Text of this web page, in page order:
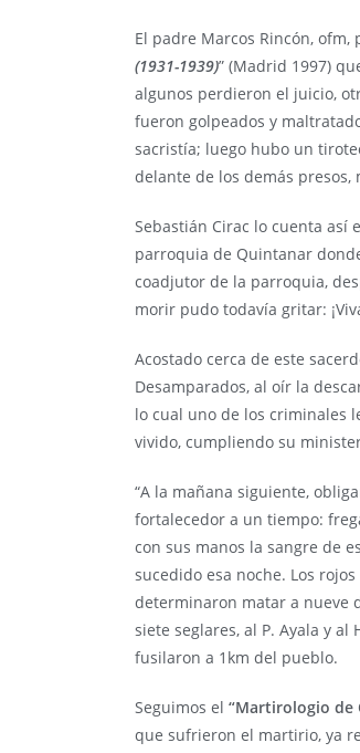
El padre Marcos Rincón,
(1931-1939)” (Madrid 1997)
algunos perdieron el juicio,
fueron golpeados y
sacristía; luego hubo un
delante de los demás presos,
Sebastián Cirac lo cuenta así
parroquia de Quintanar
coadjutor de la parroquia,
morir pudo todavía gritar:
Acostado cerca de este
Desamparados, al oír la
lo cual uno de los criminales
vivido, cumpliendo su
“A la mañana siguiente,
fortalecedor a un tiempo:
con sus manos la sangre de
sucedido esa noche. Los
determinaron matar a nueve
siete seglares, al P. Ayala y al
fusilaron a 1km del pueblo.
Seguimos el “Martirologio de
que sufrieron el martirio, ya